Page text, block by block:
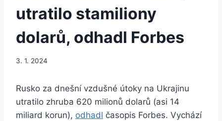
utratilo stamiliony
dolarů, odhadl Forbes
3. 1. 2024
Rusko za dnešní vzdušné útoky na Ukrajinu
utratilo zhruba 620 milionů dolarů (asi 14
miliard korun), odhadl časopis Forbes. Vychází